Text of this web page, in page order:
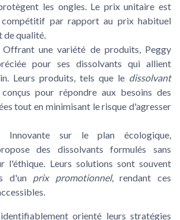
les ongles. Le prix unitaire est
compétitif par rapport au prix habituel
de qualité.
Offrant une variété de produits, Peggy
pour ses dissolvants qui allient
Leurs produits, tels que le dissolvant
pour répondre aux besoins des
tout en minimisant le risque d'agresser
sur le plan écologique,
des dissolvants formulés sans
l'éthique. Leurs solutions sont souvent
d'un prix promotionnel, rendant ces
orienté leurs stratégies